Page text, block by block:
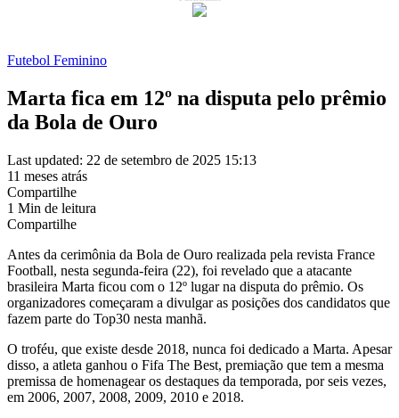
Futebol Feminino
Marta fica em 12º na disputa pelo prêmio
da Bola de Ouro
Last updated: 22 de setembro de 2025 15:13
11 meses atrás
Compartilhe
1 Min de leitura
Compartilhe
Antes da cerimônia da Bola de Ouro realizada pela revista France
Football, nesta segunda-feira (22), foi revelado que a atacante
brasileira Marta ficou com o 12º lugar na disputa do prêmio. Os
organizadores começaram a divulgar as posições dos candidatos que
fazem parte do Top30 nesta manhã.
O troféu, que existe desde 2018, nunca foi dedicado a Marta. Apesar
disso, a atleta ganhou o Fifa The Best, premiação que tem a mesma
premissa de homenagear os destaques da temporada, por seis vezes,
em 2006, 2007, 2008, 2009, 2010 e 2018.